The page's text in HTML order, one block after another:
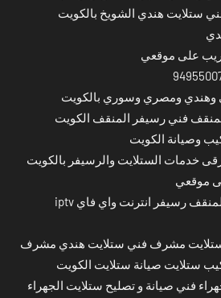
ستلايت هندي الشويخ بالكويت
على موقعي
وهندي ومصري وسوري بالكويت
فني رسيفر المنقف الكويت
وصيانة الكويت
خدمات الستلايت والرسيفر بالكويت
موقعي
فني ستلايت مركزي المنقف رسيفر انترنت واي فاي iptv
مشرف فني ستلايت هندي مشرف
ستلايت صيانة ستلايت الكويت
فني صيانة و تصليح ستلايت الجهراء